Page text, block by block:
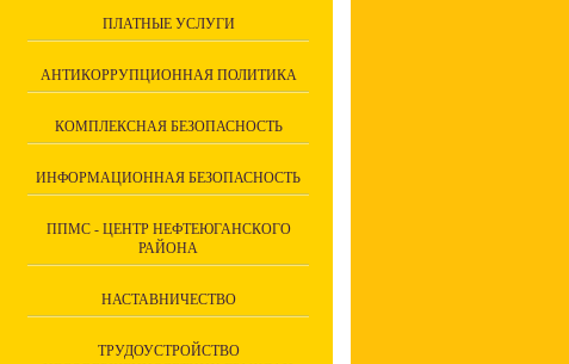
ПЛАТНЫЕ УСЛУГИ
АНТИКОРРУПЦИОННАЯ ПОЛИТИКА
КОМПЛЕКСНАЯ БЕЗОПАСНОСТЬ
ИНФОРМАЦИОННАЯ БЕЗОПАСНОСТЬ
ППМС - ЦЕНТР НЕФТЕЮГАНСКОГО
РАЙОНА
НАСТАВНИЧЕСТВО
ТРУДОУСТРОЙСТВО